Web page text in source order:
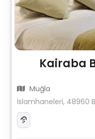
Kairaba
Muğla
İslamhaneleri, 48960